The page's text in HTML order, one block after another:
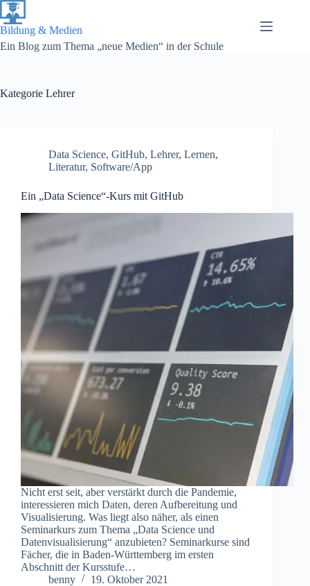
Zum
Inhalt
springen
Bildung & Medien
Ein Blog zum Thema „neue Medien“ in der Schule
Kategorie Lehrer
Data Science, GitHub, Lehrer, Lernen,
Literatur, Software/App
Ein „Data Science“-Kurs mit GitHub
Nicht erst seit, aber verstärkt durch die Pandemie,
interessieren mich Daten, deren Aufbereitung und
Visualisierung. Was liegt also näher, als einen
Seminarkurs zum Thema „Data Science und
Datenvisualisierung“ anzubieten? Seminarkurse sind
Fächer, die in Baden-Württemberg im ersten
Abschnitt der Kursstufe…
benny
19. Oktober 2021